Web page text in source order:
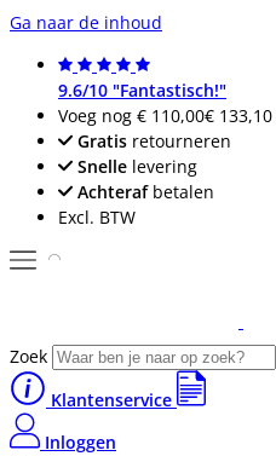
Ga naar de inhoud
9.6/10 "Fantastisch!"
Voeg nog € 110,00€ 133,10
Gratis retourneren
Snelle levering
Achterafbetalen
Excl. BTW
Zoek
Klantenservice
Inloggen